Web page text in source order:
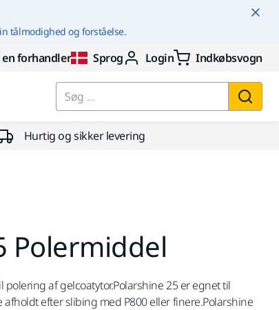
tålmodighed og forståelse.
en forhandler Sprog Login Indkøbsvogn
Søg ...
Hurtig og sikker levering
Polermiddel
af gelcoatytor.Polarshine 25 er egnet til
efter slibing med P800 eller finere.Polarshine